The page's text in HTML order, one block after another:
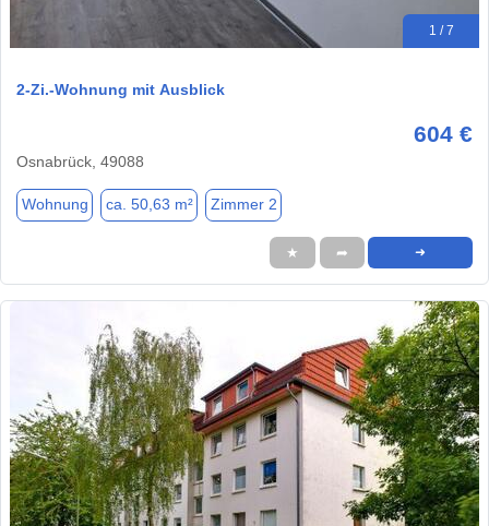
1 / 7
2-Zi.-Wohnung mit Ausblick
604 €
Osnabrück, 49088
Wohnung ca. 50,63 m² Zimmer 2
★ ➦ ➜